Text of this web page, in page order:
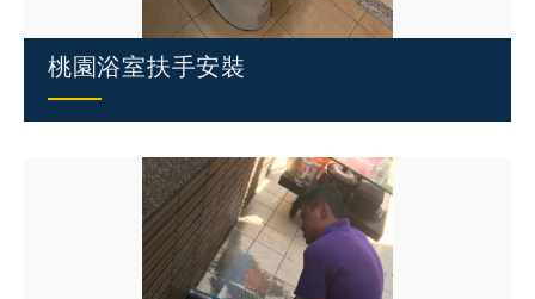
桃園浴室扶手安裝